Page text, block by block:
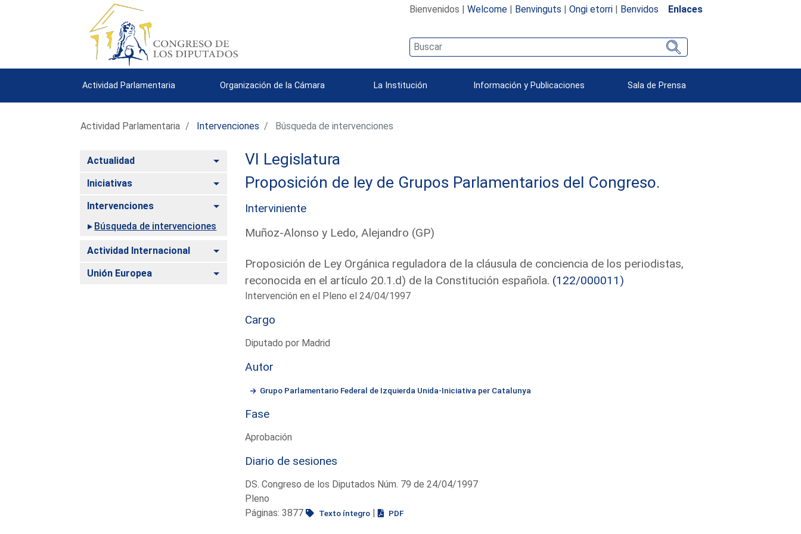
Bienvenidos | Welcome| Benvinguts | Ongi etorri| Benvidos Enlaces
Actividad Parlamentaria Organización de la Cámara La Institución Información y Publicaciones Sala de Prensa
Actividad Parlamentaria Intervenciones Búsqueda de intervenciones
Actualidad Alternar
Iniciativas Alternar
Intervenciones
Alternar
Búsqueda de intervenciones
Actividad Internacional Alternar
Unión Europea Alternar
VI Legislatura
Proposición de ley de Grupos Parlamentarios del Congreso.
Interviniente
Muñoz-Alonso y Ledo, Alejandro (GP)
Proposición de Ley Orgánica reguladora de la cláusula de conciencia de los periodistas,
reconocida en el artículo 20.1.d) de la Constitución española. (122/000011)
Intervención en el Pleno el 24/04/1997
Cargo
Diputado por Madrid
Autor
Grupo Parlamentario Federal de Izquierda Unida-Iniciativa per Catalunya
Fase
Aprobación
Diario de sesiones
DS. Congreso de los Diputados Núm. 79 de 24/04/1997
Pleno
Páginas: 3877
Texto íntegro| PDF